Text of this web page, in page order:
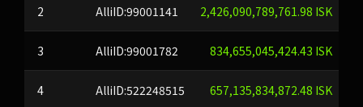
2 AlliID:99001141 2,426,090,789,761.98 ISK
3 AlliID:99001782 834,655,045,424.43 ISK
4 AlliID:522248515 657,135,834,872.48 ISK